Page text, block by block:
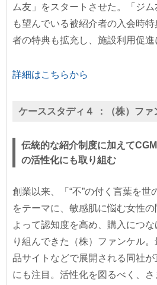
ム友」をスタートさせた。「ジ
も望んでいる被紹介者の入会時
者の特典も拡充し、施設利用促進
詳細はこちらから
ケーススタディ４ ： （株）フ
伝統的な紹介制度に加えて
の活性化にも取り組む
創業以来、「“不”の付く言葉を世
をテーマに、敏感肌に悩む女性
よって認知度を高め、購入につ
り組んできた（株）ファンケル
品サイトなどで展開される同社が
にも注目。活性化を図るべく、